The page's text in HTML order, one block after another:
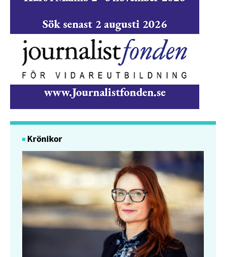
Krönikor